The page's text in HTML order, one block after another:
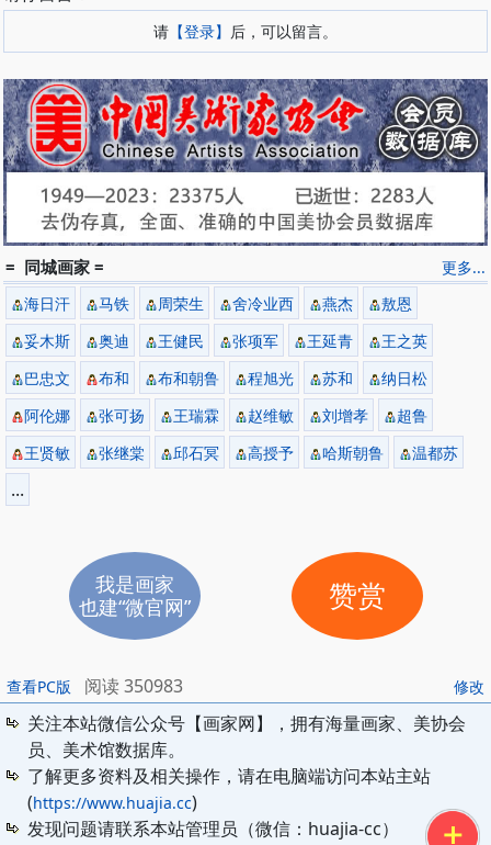
请 【登录】 后，可以留言。
更多...
= 同城画家 =
海日汗 马铁 周荣生 舍冷业西 燕杰
敖恩
妥木斯
奥迪 王健民 张项军 王延青
王之英
巴忠文
布和 布和朝鲁 程旭光 苏和
纳日松
阿伦娜
张可扬 王瑞霖 赵维敏 刘增孝
超鲁
王贤敏
张继棠 邱石冥 高授予 哈斯朝鲁 温都苏
...
我是画家
也建“微官网”
赞赏
修改
查看PC版
阅读 350983
关注本站微信公众号【画家网】，拥有海量画家、美协会
员、美术馆数据库。
了解更多资料及相关操作，请在电脑端访问本站主站
(https://www.huajia.cc)
发现问题请联系本站管理员（微信：huajia-cc）